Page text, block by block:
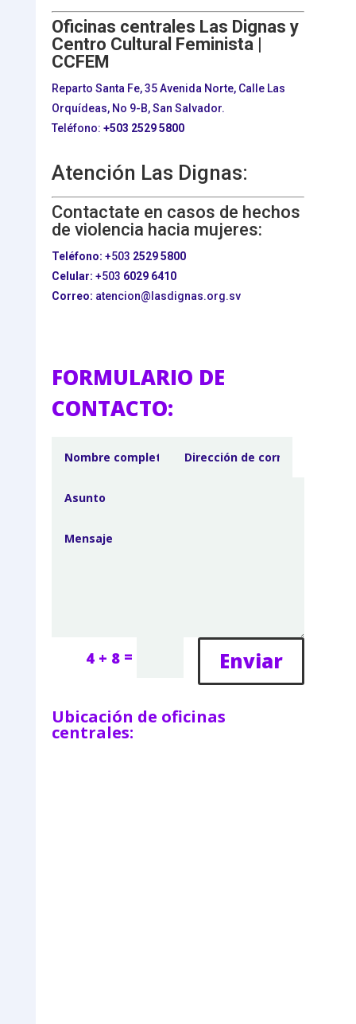
Oficinas centrales Las Dignas y
Centro Cultural Feminista |
CCFEM
Reparto Santa Fe, 35 Avenida Norte, Calle Las
Orquídeas, No 9-B, San Salvador.
Teléfono: +503 2529 5800
Atención Las Dignas:
Contactate en casos de hechos
de violencia hacia mujeres:
Teléfono: +503 2529 5800
Celular: +503 6029 6410
Correo: atencion@lasdignas.org.sv
FORMULARIO DE
CONTACTO:
4 + 8 = Enviar
Ubicación de oficinas
centrales: